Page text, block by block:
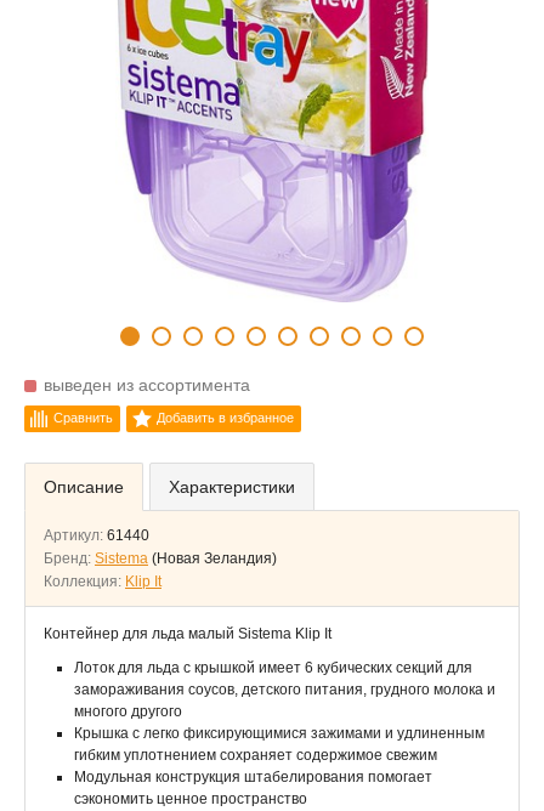
выведен из ассортимента
Сравнить Добавить в избранное
Описание Характеристики
Артикул: 61440
Бренд: Sistema (Новая Зеландия)
Коллекция: Klip It
Контейнер для льда малый Sistema Klip It
Лоток для льда с крышкой имеет 6 кубических секций для
замораживания соусов, детского питания, грудного молока и
многого другого
Крышка с легко фиксирующимися зажимами и удлиненным
гибким уплотнением сохраняет содержимое свежим
Модульная конструкция штабелирования помогает
сэкономить ценное пространство